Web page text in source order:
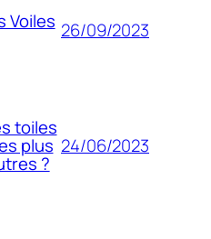
Voiles 26/09/2023
toiles
plus
?
24/06/2023